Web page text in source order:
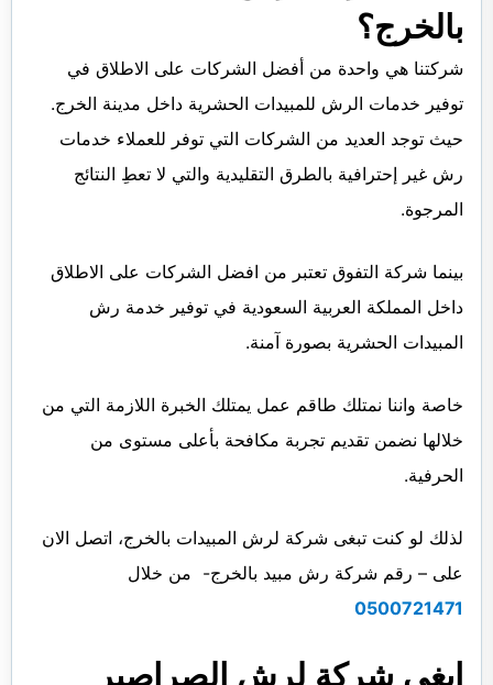
بالخرج؟
شركتنا هي واحدة من أفضل الشركات على الاطلاق في
توفير خدمات الرش للمبيدات الحشرية داخل مدينة الخرج.
حيث توجد العديد من الشركات التي توفر للعملاء خدمات
رش غير إحترافية بالطرق التقليدية والتي لا تعطِ النتائج
المرجوة.
بينما شركة التفوق تعتبر من افضل الشركات على الاطلاق
داخل المملكة العربية السعودية في توفير خدمة رش
المبيدات الحشرية بصورة آمنة.
خاصة واننا نمتلك طاقم عمل يمتلك الخبرة اللازمة التي من
خلالها نضمن تقديم تجربة مكافحة بأعلى مستوى من
الحرفية.
لذلك لو كنت تبغى شركة لرش المبيدات بالخرج، اتصل الان
على – رقم شركة رش مبيد بالخرج- من خلال
0500721471
ابغى شركة لرش الصراصير